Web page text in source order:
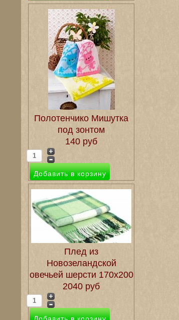
Полотенчико Мишутка
под зонтом
140 руб
Плед из
Новозеландской
овечьей шерсти 170х200
2040 руб